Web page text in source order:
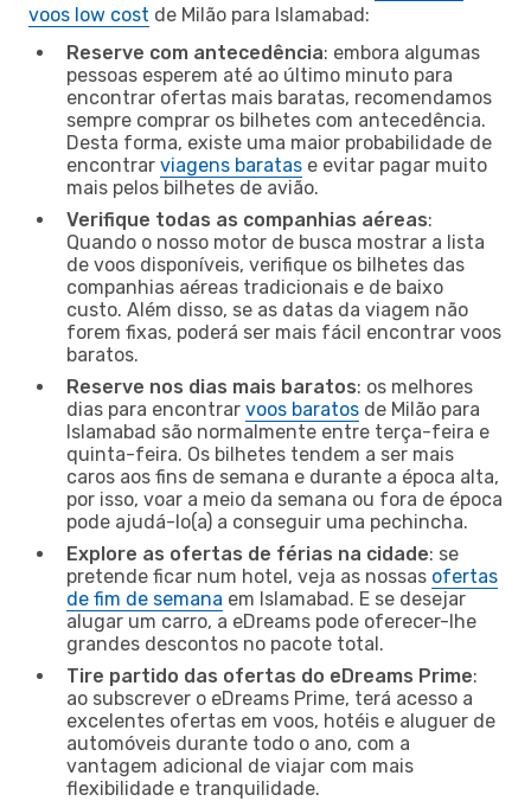
voos low cost de Milão para Islamabad:
Reserve com antecedência: embora algumas
pessoas esperem até ao último minuto para
encontrar ofertas mais baratas, recomendamos
sempre comprar os bilhetes com antecedência.
Desta forma, existe uma maior probabilidade de
encontrar viagens baratas e evitar pagar muito
mais pelos bilhetes de avião.
Verifique todas as companhias aéreas:
Quando o nosso motor de busca mostrar a lista
de voos disponíveis, verifique os bilhetes das
companhias aéreas tradicionais e de baixo
custo. Além disso, se as datas da viagem não
forem fixas, poderá ser mais fácil encontrar voos
baratos.
Reserve nos dias mais baratos: os melhores
dias para encontrar voos baratos de Milão para
Islamabad são normalmente entre terça-feira e
quinta-feira. Os bilhetes tendem a ser mais
caros aos fins de semana e durante a época alta,
por isso, voar a meio da semana ou fora de época
pode ajudá-lo(a) a conseguir uma pechincha.
Explore as ofertas de férias na cidade: se
pretende ficar num hotel, veja as nossas ofertas
de fim de semana em Islamabad. E se desejar
alugar um carro, a eDreams pode oferecer-lhe
grandes descontos no pacote total.
Tire partido das ofertas do eDreams Prime:
ao subscrever o eDreams Prime, terá acesso a
excelentes ofertas em voos, hotéis e aluguer de
automóveis durante todo o ano, com a
vantagem adicional de viajar com mais
flexibilidade e tranquilidade.